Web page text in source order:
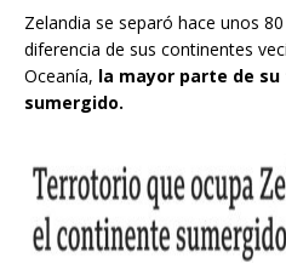
Zelandia se separó hace unos
diferencia de sus continentes
Oceanía, la mayor parte de
sumergido.